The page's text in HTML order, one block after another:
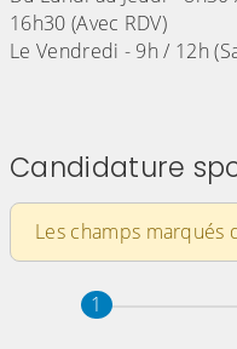
16h30 (Avec RDV)
Le Vendredi - 9h / 12h
Candidature
Les champs marqués
Étape
1 sur 3